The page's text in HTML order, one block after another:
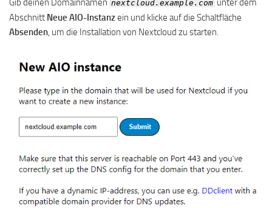
Gib deinen Domainnamen nextcloud.example.com unter dem
Abschnitt Neue AIO-Instanzein und klicke auf die Schaltfläche
Absenden, um die Installation von Nextcloud zu starten.